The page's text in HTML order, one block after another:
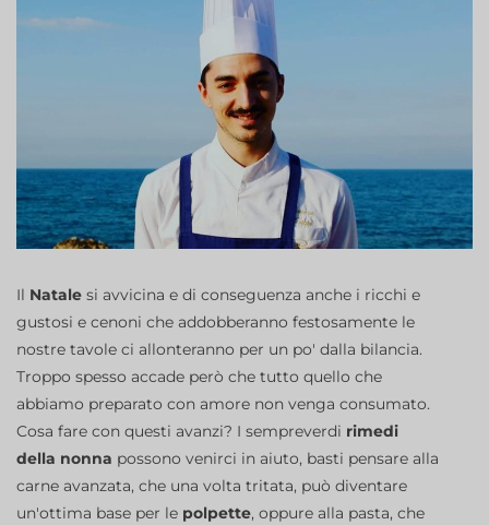
Il Natale si avvicina e di conseguenza anche i ricchi e
gustosi e cenoni che addobberanno festosamente le
nostre tavole ci allonteranno per un po' dalla bilancia.
Troppo spesso accade però che tutto quello che
abbiamo preparato con amore non venga consumato.
Cosa fare con questi avanzi? I sempreverdi rimedi
della nonna possono venirci in aiuto, basti pensare alla
carne avanzata, che una volta tritata, può diventare
un'ottima base per le polpette, oppure alla pasta, che